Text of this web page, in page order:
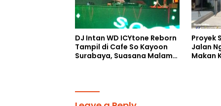
DJ Intan WD ICYtone Reborn
Tampil di Cafe So Kayoon
Surabaya, Suasana Malam
Proyek
Jalan
Makan